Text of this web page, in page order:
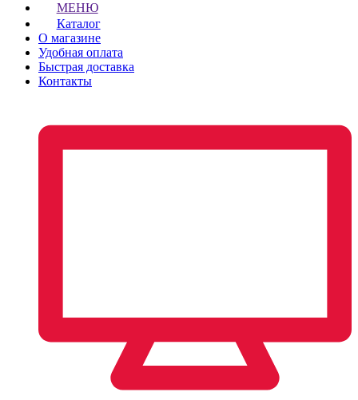
МЕНЮ
Каталог
О магазине
Удобная оплата
Быстрая доставка
Контакты